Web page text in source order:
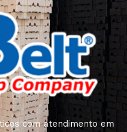
com atendimento em